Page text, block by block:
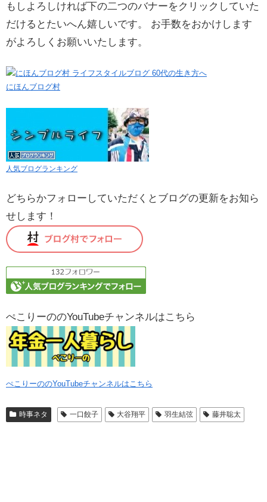
もしよろしければ下の二つのバナーをクリックしていた
だけるとたいへん嬉しいです。 お手数をおかけします
がよろしくお願いいたします。
にほんブログ村
人気ブログランキング
どちらかフォローしていただくとブログの更新をお知ら
せします！
ぺこりーののYouTubeチャンネルはこちら
ぺこりーののYouTubeチャンネルはこちら
時事ネタ 一口餃子 大谷翔平 羽生結弦 藤井聡太